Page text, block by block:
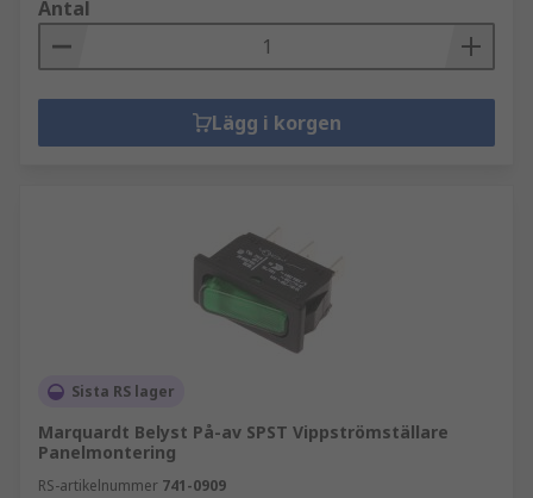
Antal
Lägg i korgen
Sista RS lager
Marquardt Belyst På-av SPST Vippströmställare
Panelmontering
RS-artikelnummer 741-0909